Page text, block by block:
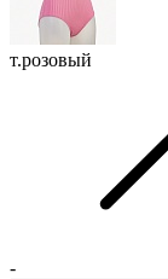
т.розовый
-